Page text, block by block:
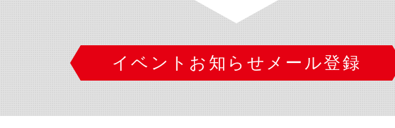
イベントお知らせメール登録